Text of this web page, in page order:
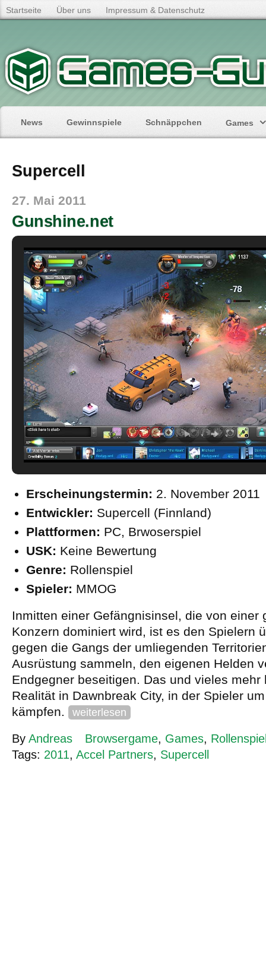
Startseite Über uns Impressum & Datenschutz
News Gewinnspiele Schnäppchen Games
Supercell
27. Mai 2011
Gunshine.net
Erscheinungstermin: 2. November 2011
Entwickler: Supercell (Finnland)
Plattformen: PC, Brwoserspiel
USK: Keine Bewertung
Genre: Rollenspiel
Spieler: MMOG
Inmitten einer Gefängnisinsel, die von einer
Konzern dominiert wird, ist es den Spielern
gegen die Gangs der umliegenden
Ausrüstung sammeln, den eigenen Helden
Endgegner beseitigen. Das und vieles mehr
Realität in Dawnbreak City, in der Spieler
kämpfen.
weiterlesen
By Andreas Browsergame, Games,
Tags: 2011, Accel Partners, Supercell